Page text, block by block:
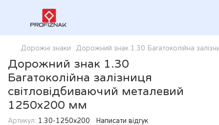
Дорожні знаки Дорожний знак 1.30 Багатоколійна
Дорожний знак 1.30
Багатоколійна залізниця
світловідбиваючий металевий
1250х200 мм
Артикул: 1.30-1250х200 Написати відгук